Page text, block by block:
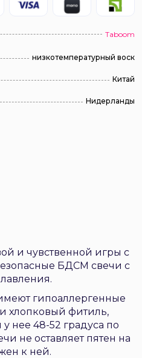
Taboom
низкотемпературный воск
Китай
Нидерланды
и чувственной игры с
БДСМ свечи с
гипоаллергенные
хлопковый фитиль,
нее 48-52 градуса по
не оставляет пятен на
к ней.